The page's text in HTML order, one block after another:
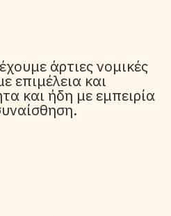
άρτιες νομικές
επιμέλεια και
και ήδη με εμπειρία